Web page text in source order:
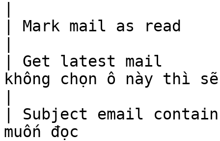
| Mark mail as read
| Get latest mail
không chọn ô này thì
| Subject email
muốn đọc